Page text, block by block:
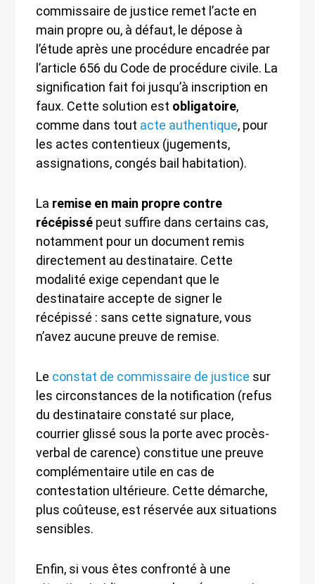
commissaire de justice remet l’acte en
main propre ou, à défaut, le dépose à
l’étude après une procédure encadrée par
l’article 656 du Code de procédure civile. La
signification fait foi jusqu’à inscription en
faux. Cette solution est obligatoire,
comme dans tout acte authentique, pour
les actes contentieux (jugements,
assignations, congés bail habitation).
La remise en main propre contre
récépissé peut suffire dans certains cas,
notamment pour un document remis
directement au destinataire. Cette
modalité exige cependant que le
destinataire accepte de signer le
récépissé : sans cette signature, vous
n’avez aucune preuve de remise.
Le constat de commissaire de justice sur
les circonstances de la notification (refus
du destinataire constaté sur place,
courrier glissé sous la porte avec procès-
verbal de carence) constitue une preuve
complémentaire utile en cas de
contestation ultérieure. Cette démarche,
plus coûteuse, est réservée aux situations
sensibles.
Enfin, si vous êtes confronté à une